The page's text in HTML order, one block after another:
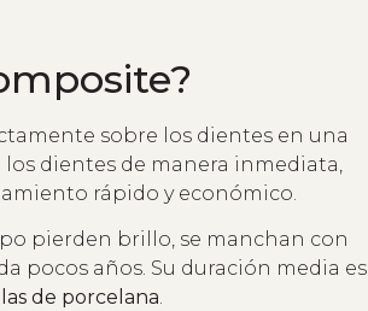
sobre los dientes en una
dientes de manera inmediata,
rápido y económico.
pierden brillo, se manchan con
pocos años. Su duración media es
de porcelana.